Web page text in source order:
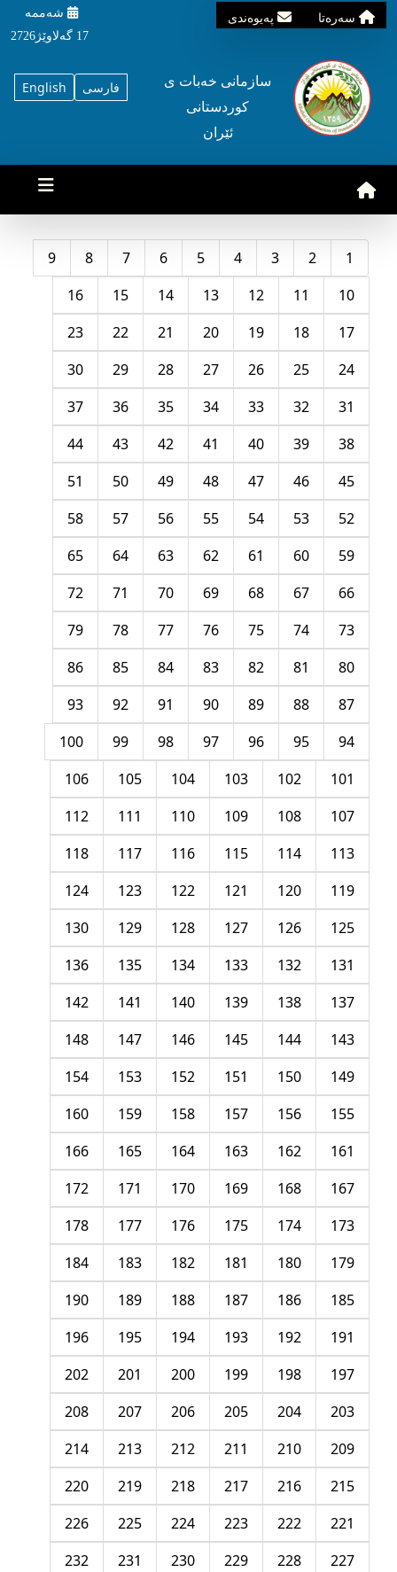
سه‌ره‌تا په‌یوه‌ندی
شه‌ممه‌
17 گه‌لاوێژ2726
English فارسی
سازمانی خه‌بات ی
کوردستانی
ئێران
1
2
3
4
5
6
7
8
9
10
11
12
13
14
15
16
17
18
19
20
21
22
23
24
25
26
27
28
29
30
31
32
33
34
35
36
37
38
39
40
41
42
43
44
45
46
47
48
49
50
51
52
53
54
55
56
57
58
59
60
61
62
63
64
65
66
67
68
69
70
71
72
73
74
75
76
77
78
79
80
81
82
83
84
85
86
87
88
89
90
91
92
93
94
95
96
97
98
99
100
101
102
103
104
105
106
107
108
109
110
111
112
113
114
115
116
117
118
119
120
121
122
123
124
125
126
127
128
129
130
131
132
133
134
135
136
137
138
139
140
141
142
143
144
145
146
147
148
149
150
151
152
153
154
155
156
157
158
159
160
161
162
163
164
165
166
167
168
169
170
171
172
173
174
175
176
177
178
179
180
181
182
183
184
185
186
187
188
189
190
191
192
193
194
195
196
197
198
199
200
201
202
203
204
205
206
207
208
209
210
211
212
213
214
215
216
217
218
219
220
221
222
223
224
225
226
227
228
229
230
231
232